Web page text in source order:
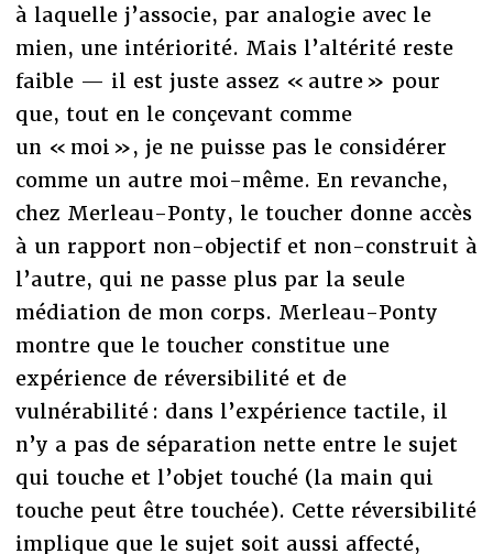
à laquelle j’associe, par analogie avec le
mien, une intériorité. Mais l’altérité reste
faible — il est juste assez « autre » pour
que, tout en le conçevant comme
un « moi », je ne puisse pas le considérer
comme un autre moi-même. En revanche,
chez Merleau-Ponty, le toucher donne accès
à un rapport non-objectif et non-construit à
l’autre, qui ne passe plus par la seule
médiation de mon corps. Merleau-Ponty
montre que le toucher constitue une
expérience de réversibilité et de
vulnérabilité : dans l’expérience tactile, il
n’y a pas de séparation nette entre le sujet
qui touche et l’objet touché (la main qui
touche peut être touchée). Cette réversibilité
implique que le sujet soit aussi affecté,